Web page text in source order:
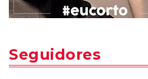
Seguidores